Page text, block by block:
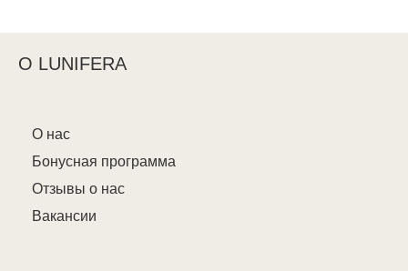
О LUNIFERA
О нас
Бонусная программа
Отзывы о нас
Вакансии